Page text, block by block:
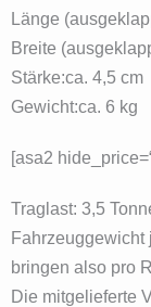
Länge
Breite
Stärke:ca. 4,5 cm
Gewicht:ca. 6 kg
[asa2
Traglast: 3,5
Fahrzeuggewicht
bringen also pro
Die mitgelieferte